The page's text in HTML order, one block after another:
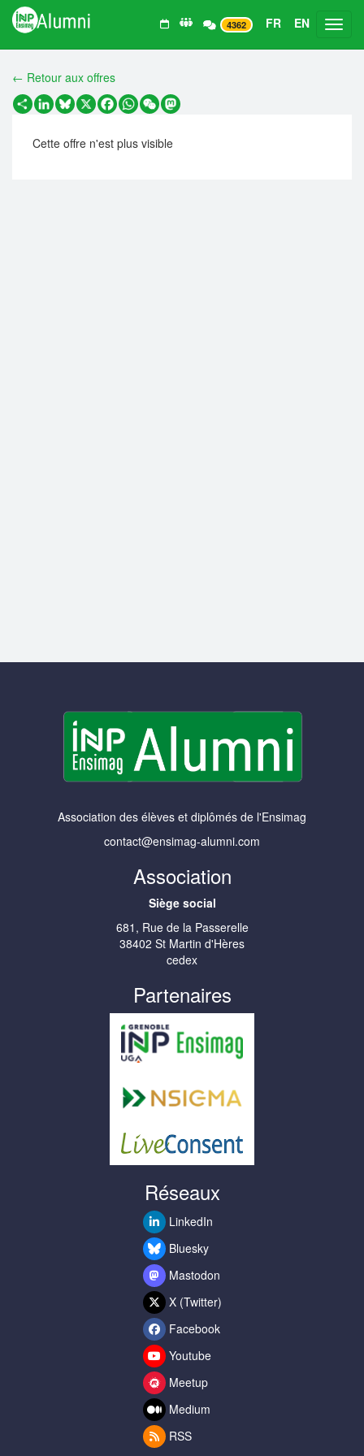
4362 FR EN
← Retour aux offres
PartagerLinkedIn
Bluesky
X Facebook
WhatsApp
WeChatMastodon
Cette offre n'est plus visible
Association des élèves et diplômés de l'Ensimag
contact@ensimag-alumni.com
Association
Siège social
681, Rue de la Passerelle
38402 St Martin d'Hères
cedex
Partenaires
Réseaux
LinkedIn
Bluesky
Mastodon
X (Twitter)
Facebook
Youtube
Meetup
Medium
RSS